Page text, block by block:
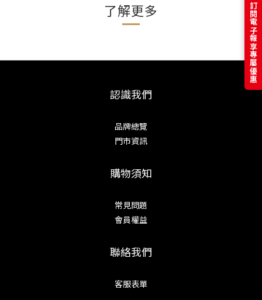
了解更多
認識我們
品牌總覽
門市資訊
購物須知
常見問題
會員權益
聯絡我們
客服表單
訂閱電子報享專屬優惠